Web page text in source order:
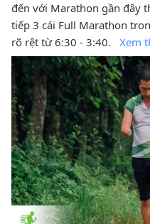
đến với Marathon gần đây
tiếp 3 cái Full Marathon
rõ rệt từ 6:30 - 3:40.
Xem